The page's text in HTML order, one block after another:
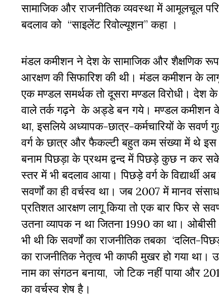
सामाजिक और राजनीतिक व्यवस्था में आमूलचूल
बदलाव को “साइलेंट रिवोल्यूशन” कहा ।
मंडल कमीशन ने देश के सामाजिक और शैक्षणिक रूप
आरक्षण की सिफारिश की थी। मंडल कमीशन के
एक मण्डल समर्थक तो दूसरा मण्डल विरोधी। देश
वाले तर्क गढ़ने के अड्डे बन गये। मण्डल कमीशन के
था, इसलिये अध्यापक-छात्र-कर्मचारियों के
वर्ग के छात्र और फैकल्टी बहुत कम संख्या में थे इस
बनाम पिछड़ा के प्रथम द्वन्द में पिछड़े कुछ न कर
स्तर में भी बदलाव आया। पिछड़े वर्ग के विद्यार्थी
सवर्णों का ही वर्चस्व था। जब 2007 में मानव
प्रतिशत आरक्षण लागू किया तो एक बार फिर से
उतना व्यापक न था जितना 1990 का था।
भी थी कि सवर्णों का राजनीतिक तबका ‘दलित-
का राजनीतिक नेतृत्व भी काफी मुखर हो गया था।
नाम का संगठन बनाया, जो टिक नहीं पाया और
का वर्चस्व शेष है।